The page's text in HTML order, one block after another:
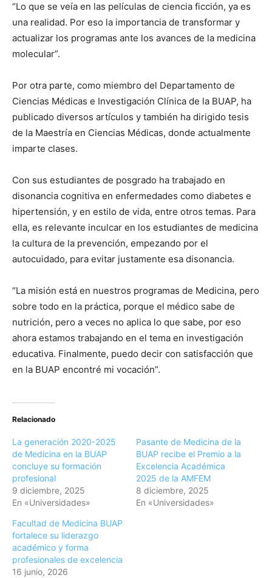
“Lo que se veía en las películas de ciencia ficción, ya es
una realidad. Por eso la importancia de transformar y
actualizar los programas ante los avances de la medicina
molecular”.
Por otra parte, como miembro del Departamento de
Ciencias Médicas e Investigación Clínica de la BUAP, ha
publicado diversos artículos y también ha dirigido tesis
de la Maestría en Ciencias Médicas, donde actualmente
imparte clases.
Con sus estudiantes de posgrado ha trabajado en
disonancia cognitiva en enfermedades como diabetes e
hipertensión, y en estilo de vida, entre otros temas. Para
ella, es relevante inculcar en los estudiantes de medicina
la cultura de la prevención, empezando por el
autocuidado, para evitar justamente esa disonancia.
“La misión está en nuestros programas de Medicina, pero
sobre todo en la práctica, porque el médico sabe de
nutrición, pero a veces no aplica lo que sabe, por eso
ahora estamos trabajando en el tema en investigación
educativa. Finalmente, puedo decir con satisfacción que
en la BUAP encontré mi vocación”.
Relacionado
La generación 2020-2025
de Medicina en la BUAP
concluye su formación
profesional
9 diciembre, 2025
En «Universidades»
Pasante de Medicina de la
BUAP recibe el Premio a la
Excelencia Académica
2025 de la AMFEM
8 diciembre, 2025
En «Universidades»
Facultad de Medicina BUAP
fortalece su liderazgo
académico y forma
profesionales de excelencia
16 junio, 2026